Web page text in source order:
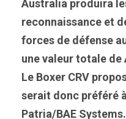
Australia produira
reconnaissance et
forces de défense
une valeur totale de
Le Boxer CRV
serait donc préféré
Patria/BAE Systems.